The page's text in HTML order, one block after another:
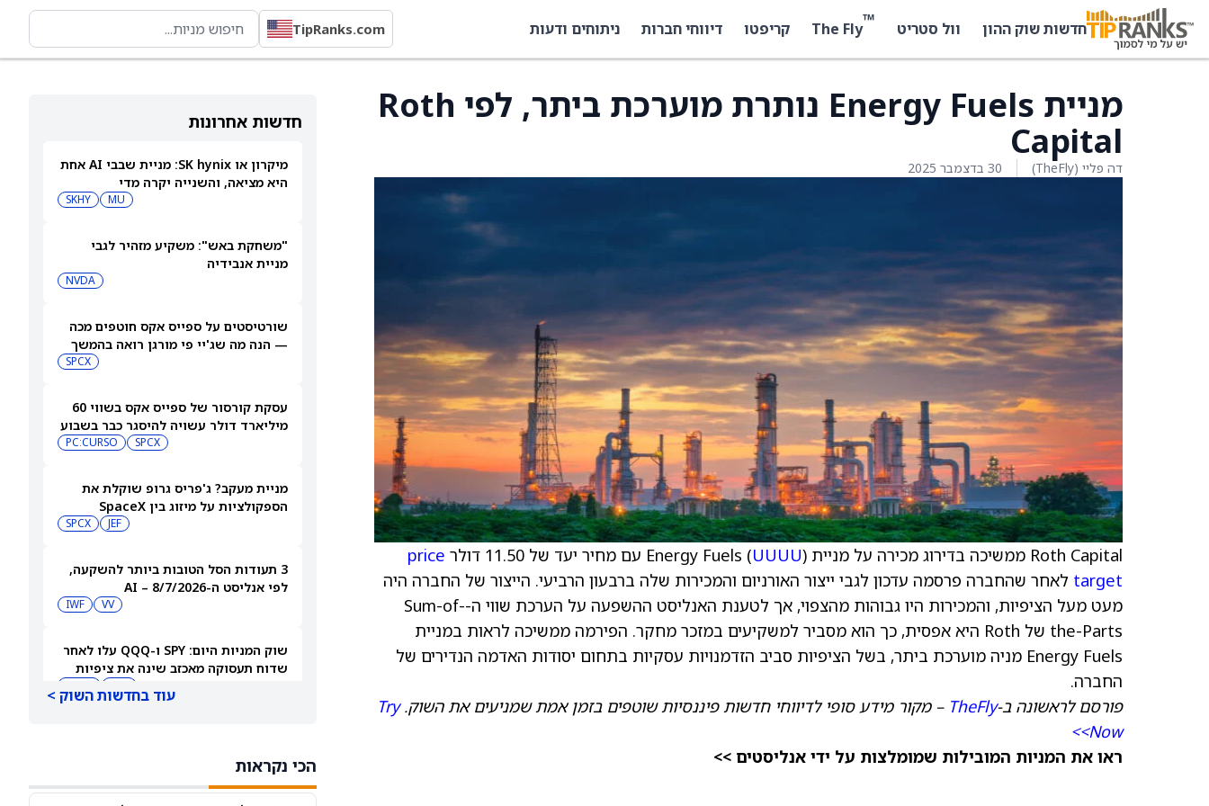
חדשות שוק ההון וול סטריט ™
The Fly קריפטו דיווחי חברות ניתוחים ודעות TipRanks.com
חדשות אחרונות
מיקרון או SK hynix: מניית שבבי AI אחת
היא מציאה, והשנייה יקרה מדי
MU
SKHY
"משחקת באש": משקיע מזהיר לגבי
מניית אנבידיה
NVDA
שורטיסטים על ספייס אקס חוטפים מכה
— הנה מה שג'יי פי מורגן רואה בהמשך
SPCX
עסקת קורסור של ספייס אקס בשווי 60
מיליארד דולר עשויה להיסגר כבר בשבוע
SPCX
PC:CURSO
מניית מעקב? ג'פריס גרופ שוקלת את
הספקולציות על מיזוג בין SpaceX
JEF
SPCX
3 תעודות הסל הטובות ביותר להשקעה,
לפי אנליסט ה-AI – 8/7/2026
VV
IWF
שוק המניות היום: SPY ו-QQQ עלו לאחר
שדוח תעסוקה מאכזב שינה את ציפיות
עוד בחדשות השוק >
הכי נקראות
מניית Energy Fuels נותרת מוערכת ביתר, לפי Roth
Capital
דה פליי (TheFly) 30 בדצמבר 2025
Roth Capital ממשיכה בדירוג מכירה על מניית Energy Fuels ( UUUU) עם מחיר יעד של 11.50 דולר
price
target לאחר שהחברה פרסמה עדכון לגבי ייצור האורניום והמכירות שלה ברבעון הרביעי. הייצור של החברה היה
מעט מעל הציפיות, והמכירות היו גבוהות מהצפוי, אך לטענת האנליסט ההשפעה על הערכת שווי ה-Sum-of-
the-Parts של Roth היא אפסית, כך הוא מסביר למשקיעים במזכר מחקר. הפירמה ממשיכה לראות במניית
Energy Fuels מניה מוערכת ביתר, בשל הציפיות סביב הזדמנויות עסקיות בתחום יסודות האדמה הנדירים של
החברה.
פורסם לראשונה ב-TheFly – מקור מידע סופי לדיווחי חדשות פיננסיות שוטפים בזמן אמת שמניעים את השוק.Try
Now>>
ראו את המניות המובילות שמומלצות על ידי אנליסטים >>